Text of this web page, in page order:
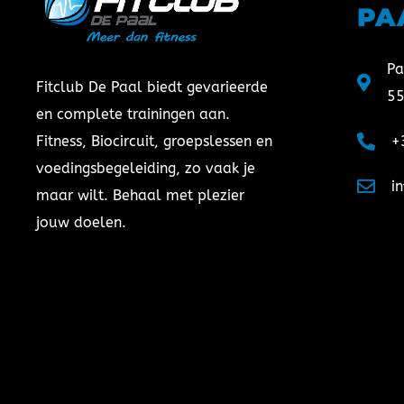
Fitclub De Paal biedt gevarieerde
en complete trainingen aan.
Fitness, Biocircuit, groepslessen en
voedingsbegeleiding, zo vaak je
maar wilt. Behaal met plezier
jouw doelen.